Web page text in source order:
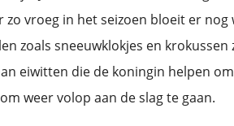
vroeg in het seizoen bloeit er nog
zoals sneeuwklokjes en krokussen
eiwitten die de koningin helpen
weer volop aan de slag te gaan.